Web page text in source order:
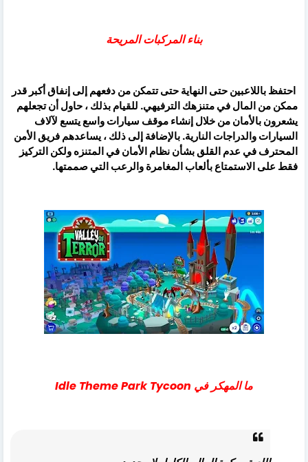
بناء المركبات المريحة
احتفظ باللاعبين حتى النهاية حتى تتمكن من دفعهم إلى إنفاق أكبر قدر
ممكن من المال في متنزهك الترفيهي. للقيام بذلك ، حاول أن تجعلهم
يشعرون بالأمان من خلال إنشاء موقف سيارات واسع يتسع لآلاف
السيارات والدراجات النارية. بالإضافة إلى ذلك ، يساعدهم فريق الأمن
المحترف في عدم القلق بشأن نظام الأمان في المتنزه ولكن التركيز
فقط على الاستمتاع بألعاب المغامرة والرعب التي صممتها.
ما المهكر في Idle Theme Park Tycoon